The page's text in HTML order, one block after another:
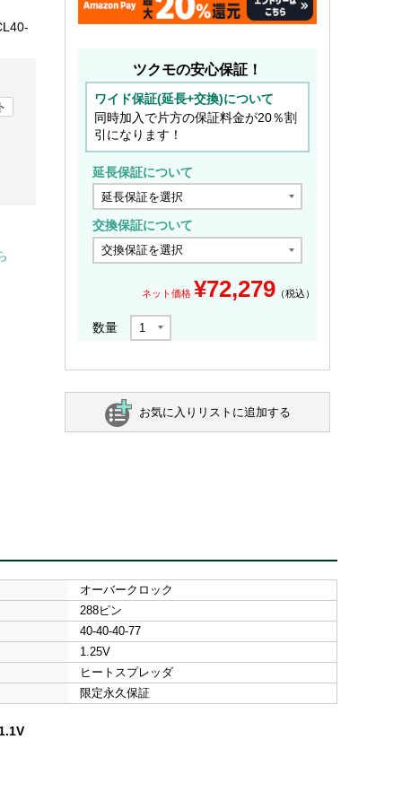
ツクモの安心保証！
ワイド保証(延長+交換)について
同時加入で片方の保証料金が20％割
引になります！
延長保証について
交換保証について
ネット価格 ¥72,279 （税込）
数量
お気に入りリストに追加する
オーバークロック
288ピン
40-40-40-77
1.25V
ヒートスプレッダ
限定永久保証